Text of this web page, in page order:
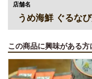
店舗名
うめ海鮮 ぐるな
この商品に興味がある方